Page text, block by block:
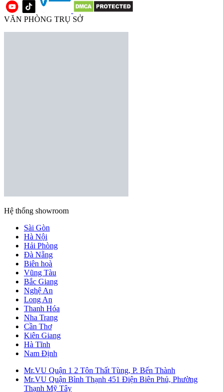
VĂN PHÒNG TRỤ SỞ
Hệ thống showroom
Sài Gòn
Hà Nội
Hải Phòng
Đà Nẵng
Biên hoà
Vũng Tàu
Bắc Giang
Nghệ An
Long An
Thanh Hóa
Nha Trang
Cần Thơ
Kiên Giang
Hà Tĩnh
Nam Định
Mr.VU Quận 1 2 Tôn Thất Tùng, P. Bến Thành
Mr.VU Quận Bình Thạnh 451 Điện Biên Phủ, Phường
Thạnh Mỹ Tây